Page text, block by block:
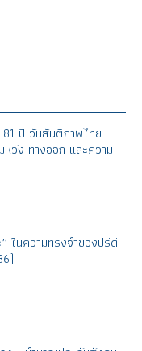
ปี วันสันติภาพไทย
วัง ทางออก และความ
ในความทรงจำของปรีดี